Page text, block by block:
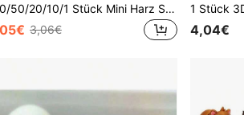
100/50/20/10/1 Stück Mini Harz Schildkröten, Miniatur Ozean Tier Figuren, Rückseite mit fruchtförmigen fluoreszierenden Schildkröten, geeignet für DIY Feengarten, Topfpflanzen Dekoration, Mikrolandschaft Handwerk, Garten Auto Dekoration, Party Geburtstags Dekoration Geschenk
3,06€ 4,04€